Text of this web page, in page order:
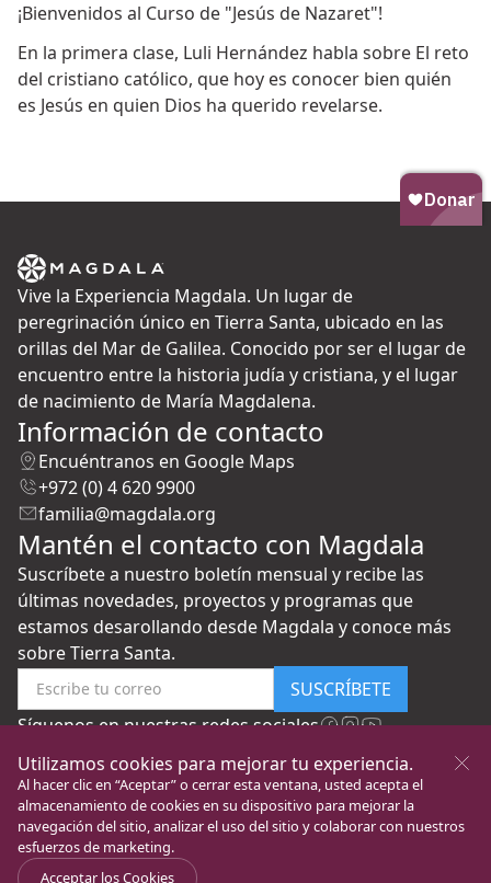
¡Bienvenidos al Curso de "Jesús de Nazaret"!
En la primera clase, Luli Hernández habla sobre El reto
del cristiano católico, que hoy es conocer bien quién
es Jesús en quien Dios ha querido revelarse.
Vive la Experiencia Magdala. Un lugar de
peregrinación único en Tierra Santa, ubicado en las
orillas del Mar de Galilea. Conocido por ser el lugar de
encuentro entre la historia judía y cristiana, y el lugar
de nacimiento de María Magdalena.
Información de contacto
Encuéntranos en Google Maps
+972 (0) 4 620 9900
familia@magdala.org
Mantén el contacto con Magdala
Suscríbete a nuestro boletín mensual y recibe las
últimas novedades, proyectos y programas que
estamos desarollando desde Magdala y conoce más
sobre Tierra Santa.
SUSCRÍBETE
Síguenos en nuestras redes sociales
©
New Gate to Peace
Utilizamos cookies para mejorar tu experiencia.
Al hacer clic en “Aceptar” o cerrar esta ventana, usted acepta el
almacenamiento de cookies en su dispositivo para mejorar la
navegación del sitio, analizar el uso del sitio y colaborar con nuestros
esfuerzos de marketing.
Acceptar los Cookies